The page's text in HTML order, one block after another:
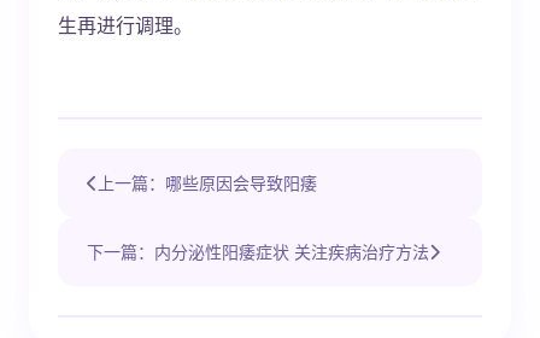
生再进行调理。
上一篇：哪些原因会导致阳痿
下一篇：内分泌性阳痿症状 关注疾病治疗方法